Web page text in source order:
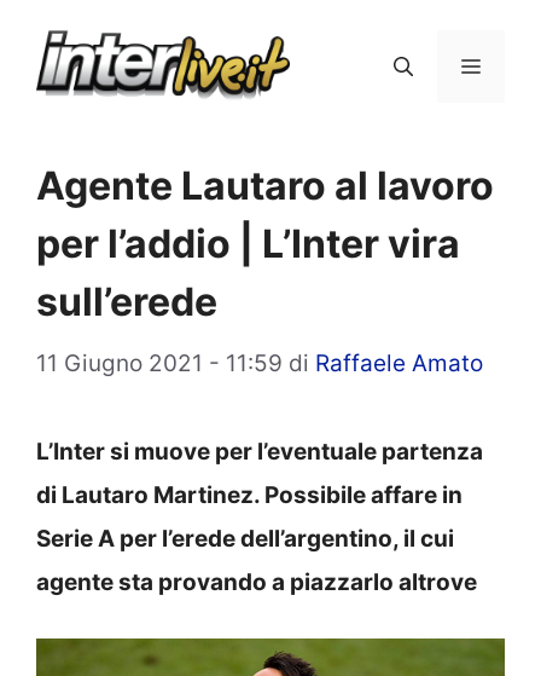
Menu
Agente Lautaro al lavoro
per l’addio | L’Inter vira
sull’erede
11 Giugno 2021 - 11:59 di Raffaele Amato
L’Inter si muove per l’eventuale partenza
di Lautaro Martinez. Possibile affare in
Serie A per l’erede dell’argentino, il cui
agente sta provando a piazzarlo altrove